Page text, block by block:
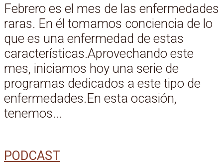
Febrero es el mes de las enfermedades
raras. En él tomamos conciencia de lo
que es una enfermedad de estas
características.Aprovechando este
mes, iniciamos hoy una serie de
programas dedicados a este tipo de
enfermedades.En esta ocasión,
tenemos...
PODCAST